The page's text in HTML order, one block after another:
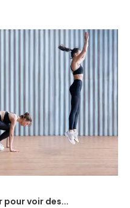
pour voir des...